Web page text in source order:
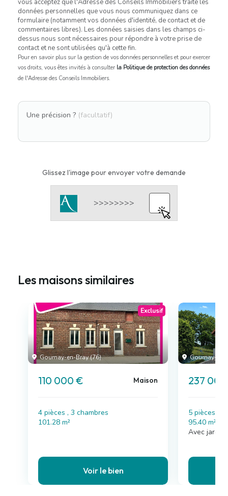
données personnelles que vous nous communiquez dans ce
formulaire (notamment vos données d'identité, de contact et de
commentaires libres). Les données saisies dans les champs ci-
dessus nous sont nécessaires pour répondre à votre prise de
contact et ne sont utilisées qu'à cette fin.
Pour en savoir plus sur la gestion de vos données personnelles et pour exercer
vos droits, vous êtes invités à consulter la Politique de protection des données
de l'Adresse des Conseils Immobiliers.
Une précision ? (facultatif)
Glissez l'image pour envoyer votre demande
Les maisons similaires
Gournay-en-Bray (76)
Exclusif
110 000 € Maison
4 pièces , 3 chambres
101.28 m²
Voir le bien
Gournay-en-
237
5 pièces , 3
95.40 m²
Avec